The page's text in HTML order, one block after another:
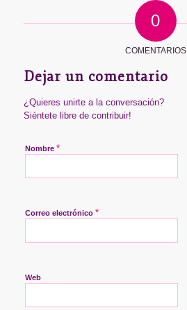
0
COMENTARIOS
Dejar un comentario
¿Quieres unirte a la conversación?
Siéntete libre de contribuir!
Nombre *
Correo electrónico *
Web